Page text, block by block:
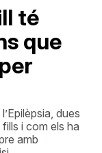
té
que
dues
i com els ha
amb